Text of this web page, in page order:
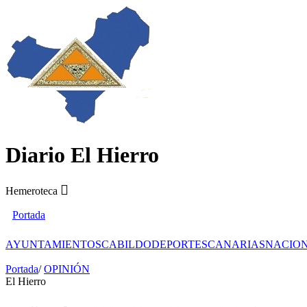
Diario El Hierro
Hemeroteca
Portada
AYUNTAMIENTOSCABILDODEPORTESCANARIAS
Portada/ OPINIÓN
El Hierro